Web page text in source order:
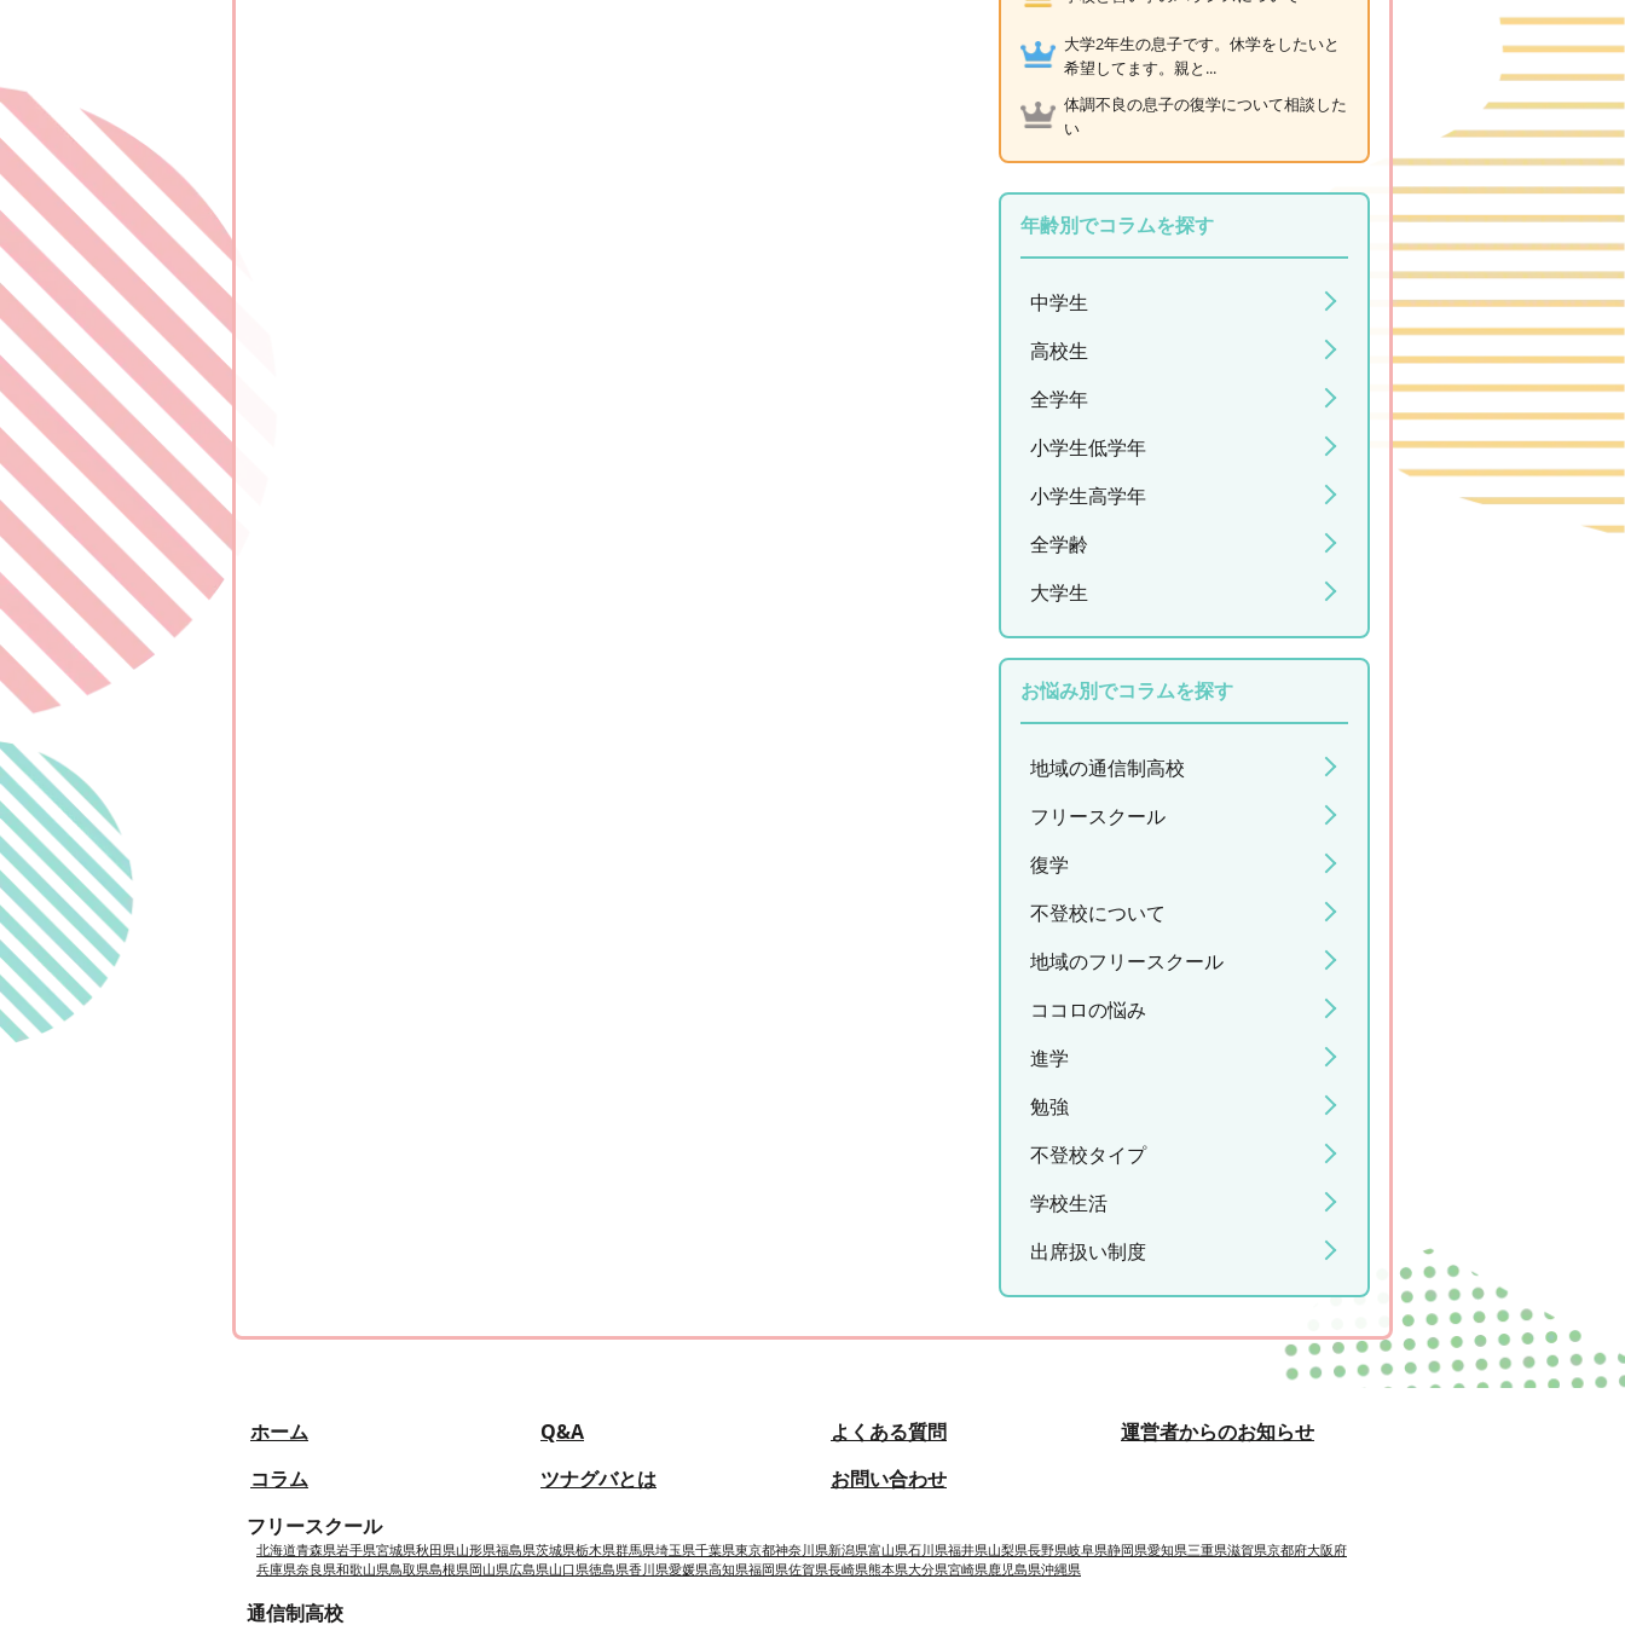
大学2年生の息子です。休学をしたいと
希望してます。親と...
体調不良の息子の復学について相談した
い
年齢別でコラムを探す
中学生
高校生
全学年
小学生低学年
小学生高学年
全学齢
大学生
お悩み別でコラムを探す
地域の通信制高校
フリースクール
復学
不登校について
地域のフリースクール
ココロの悩み
進学
勉強
不登校タイプ
学校生活
出席扱い制度
ホーム
コラム
Q&A
ツナグバとは
よくある質問
お問い合わせ
運営者からのお知らせ
フリースクール
北海道青森県岩手県宮城県秋田県山形県福島県茨城県栃木県群馬県埼玉県千葉県東京都神奈川県新潟県富山県石川県福井県山梨県長野県岐阜県静岡県愛知県三重県滋賀県京都府大阪府
兵庫県奈良県和歌山県鳥取県島根県岡山県広島県山口県徳島県香川県愛媛県高知県福岡県佐賀県長崎県熊本県大分県宮崎県鹿児島県沖縄県
通信制高校